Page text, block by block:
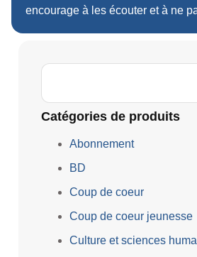
encourage à les écouter et à ne
Catégories de produits
Abonnement
BD
Coup de coeur
Coup de coeur jeunesse
Culture et sciences